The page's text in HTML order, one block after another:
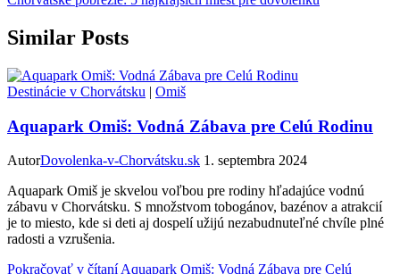
Similar Posts
Destinácie v Chorvátsku | Omiš
Aquapark Omiš: Vodná Zábava pre Celú Rodinu
AutorDovolenka-v-Chorvátsku.sk 1. septembra 2024
Aquapark Omiš je skvelou voľbou pre rodiny hľadajúce vodnú
zábavu v Chorvátsku. S množstvom tobogánov, bazénov a atrakcií
je to miesto, kde si deti aj dospelí užijú nezabudnuteľné chvíle plné
radosti a vzrušenia.
Pokračovať v čítaníAquapark Omiš: Vodná Zábava pre Celú